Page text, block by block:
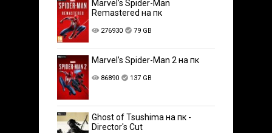
Marvel’s Spider-Man
Remastered на пк
276930 79 GB
Marvel’s Spider-Man 2 на пк
86890 137 GB
Ghost of Tsushima на пк -
Director's Cut